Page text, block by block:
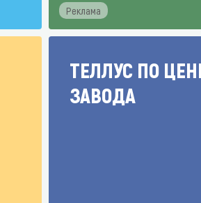
Реклама
ТЕЛЛУС ПО
ЗАВОДА